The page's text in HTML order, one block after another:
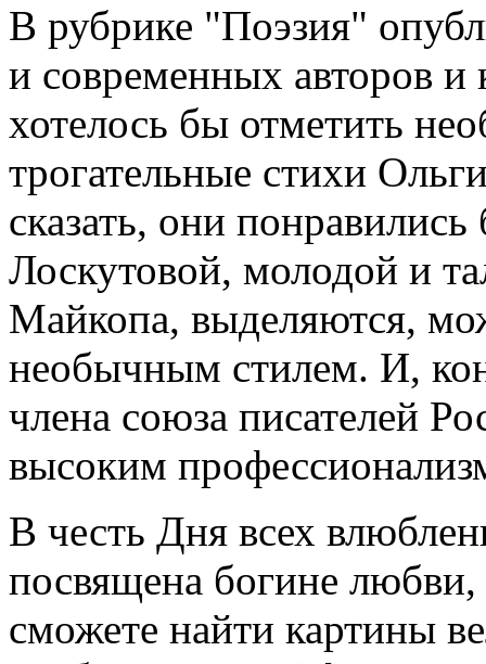
В рубрике "Поэзия"
и современных авторов и
хотелось бы отметить
трогательные стихи
сказать, они
Лоскутовой, молодой и
Майкопа, выделяются,
необычным стилем. И,
члена союза писателей
высоким
В честь Дня всех
посвящена богине
сможете найти картины